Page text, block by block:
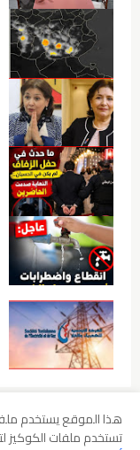
سياسة
تستخدم ملفات الكوكيز